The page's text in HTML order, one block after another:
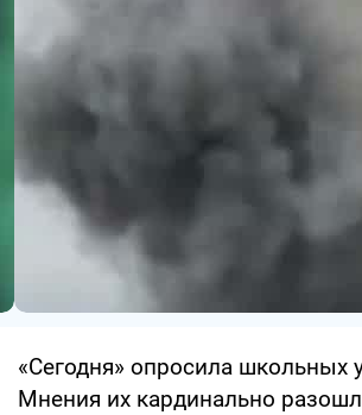
«Сегодня» опросила школьных
Мнения их кардинально